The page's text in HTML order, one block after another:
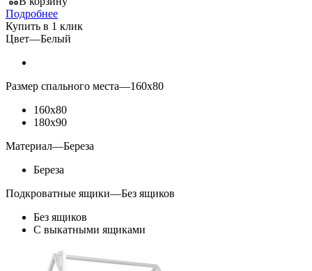
Подробнее
Купить в 1 клик
Цвет—Белый
Размер спального места—160х80
160х80
180х90
Материал—Береза
Береза
Подкроватные ящики—Без ящиков
Без ящиков
С выкатными ящиками